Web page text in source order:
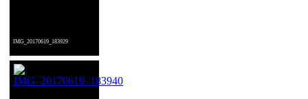
IMG_20170619_183929